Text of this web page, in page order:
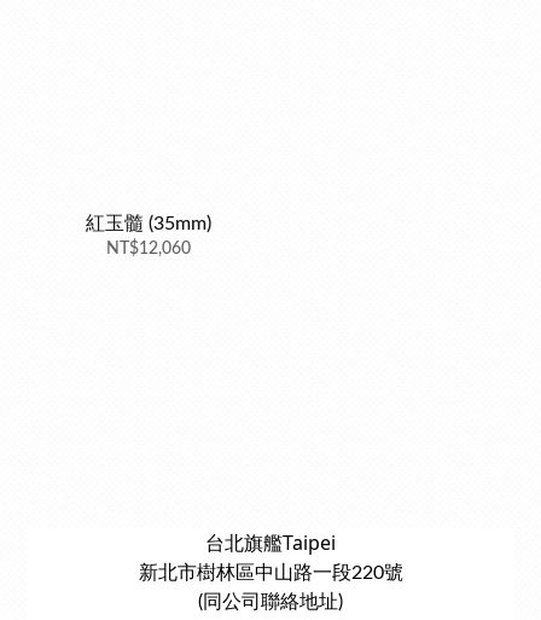
紅玉髓 (35mm)
NT$12,060
台北旗艦Taipei
新北市樹林區中山路一段220號
(同公司聯絡地址)